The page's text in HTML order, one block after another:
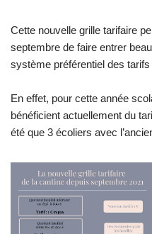
Cette nouvelle grille tarifaire
septembre de faire entrer
système préférentiel des tarifs
En effet, pour cette année
bénéficient actuellement du
été que 3 écoliers avec